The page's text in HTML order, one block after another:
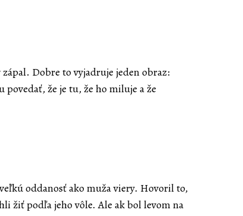
Dobre to vyjadruje jeden obraz:
že je tu, že ho miluje a že
oddanosť ako muža viery. Hovoril to,
žiť podľa jeho vôle. Ale ak bol levom na